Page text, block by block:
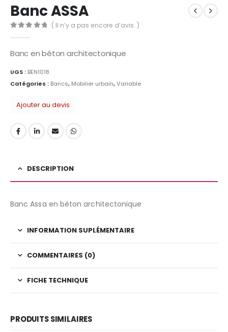
Banc ASSA
( Il n’y a pas encore d’avis. )
Banc en béton architectonique
UGS : BEN1018
Catégories : Bancs, Mobilier urbain,Variable
Ajouter au devis
DESCRIPTION
Banc Assa en béton architectonique
INFORMATION SUPLÉMENTAIRE
COMMENTAIRES (0)
FICHE TECHNIQUE
PRODUITS SIMILAIRES